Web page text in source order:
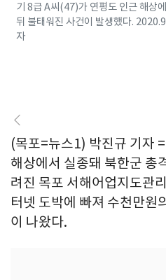
기 8급 A씨(47)가 연평도 인근 해상
뒤 불태워진 사건이 발생했다.
자
(목포=뉴스1) 박진규 기자
해상에서 실종돼 북한군 총
려진 목포 서해어업지도관
터넷 도박에 빠져 수천만원
이 나왔다.